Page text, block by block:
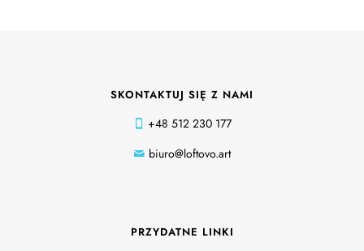
SKONTAKTUJ SIĘ Z NAMI
+48 512 230 177
biuro@loftovo.art
PRZYDATNE LINKI